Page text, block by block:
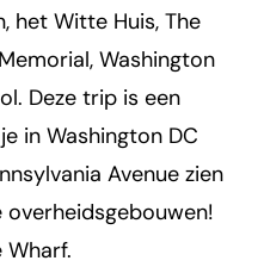
het Witte Huis, The
Washington
Deze trip is een
in Washington DC
Avenue zien